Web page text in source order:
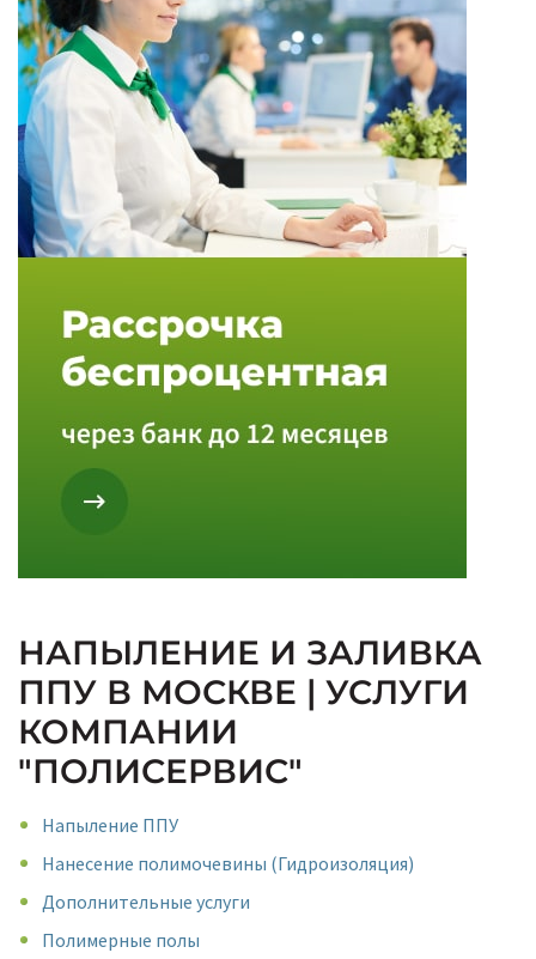
НАПЫЛЕНИЕ И ЗАЛИВКА
ППУ В МОСКВЕ | УСЛУГИ
КОМПАНИИ
"ПОЛИСЕРВИС"
Напыление ППУ
Нанесение полимочевины (Гидроизоляция)
Дополнительные услуги
Полимерные полы